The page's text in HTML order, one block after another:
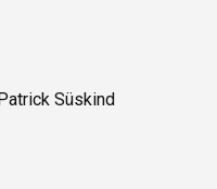
Süskind